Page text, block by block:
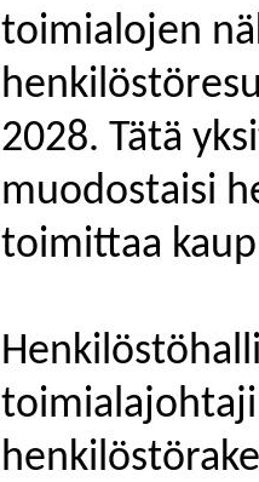
toimialojen
2028. Tätä
muodostaisi
toimittaa